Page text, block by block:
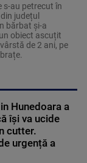
s-au petrecut în
județul
bărbat și-a
obiect ascuțit
de 2 ani, pe
Hunedoara a
își va ucide
cutter.
urgență a